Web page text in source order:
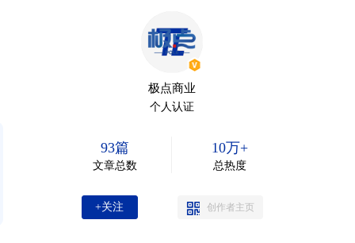
极点商业
个人认证
93篇
文章总数
10万+
总热度
+关注 创作者主页